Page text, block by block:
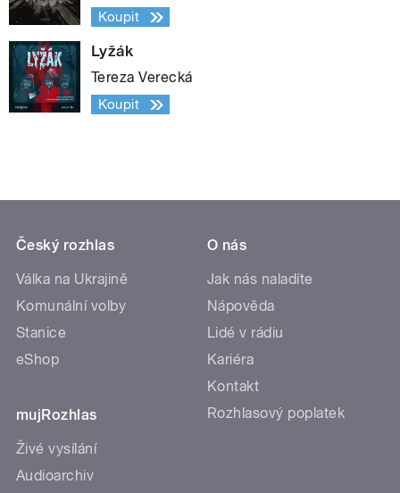
Koupit
Lyžák
Tereza Verecká
Koupit
Český rozhlas
Válka na Ukrajině
Komunální volby
Stanice
eShop
mujRozhlas
Živé vysílání
Audioarchiv
O nás
Jak nás naladíte
Nápověda
Lidé v rádiu
Kariéra
Kontakt
Rozhlasový poplatek